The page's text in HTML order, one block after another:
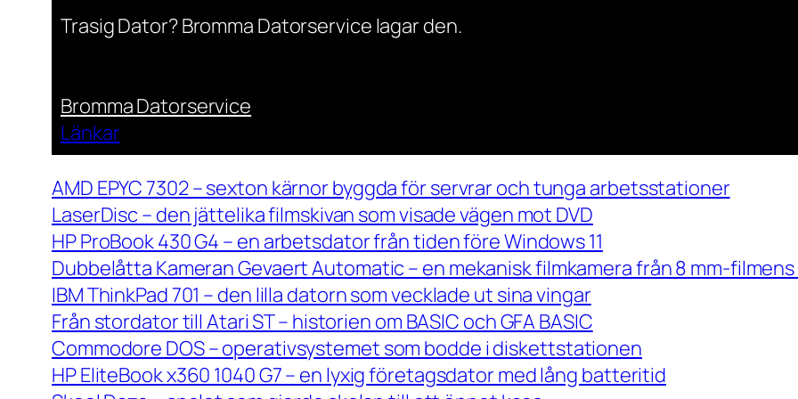
Trasig Dator? Bromma Datorservice lagar den.
Bromma Datorservice
Länkar
AMD EPYC 7302 – sexton kärnor byggda för servrar och tunga arbetsstationer
LaserDisc – den jättelika filmskivan som visade vägen mot DVD
HP ProBook 430 G4 – en arbetsdator från tiden före Windows 11
Dubbelåtta Kameran Gevaert Automatic – en mekanisk filmkamera från 8 mm-
IBM ThinkPad 701 – den lilla datorn som vecklade ut sina vingar
Från stordator till Atari ST – historien om BASIC och GFA BASIC
Commodore DOS – operativsystemet som bodde i diskettstationen
HP EliteBook x360 1040 G7 – en lyxig företagsdator med lång batteritid